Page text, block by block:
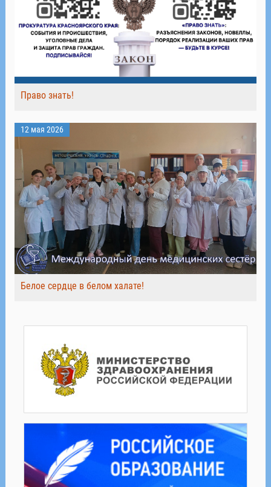
Право знать!
12 мая 2026
Белое сердце в белом халате!